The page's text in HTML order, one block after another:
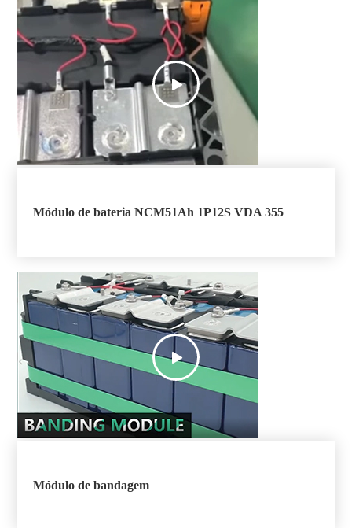

Módulo de bateria NCM51Ah 1P12S VDA 355

Módulo de bandagem